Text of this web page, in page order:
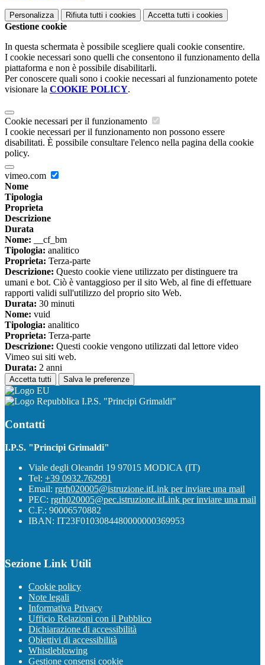
Personalizza Rifiuta tutti i cookies Accetta tutti i cookies
Gestione cookie
In questa schermata è possibile scegliere quali cookie consentire.
I cookie necessari sono quelli che consentono il funzionamento della
piattaforma e non è possibile disabilitarli.
Per conoscere quali sono i cookie necessari al funzionamento potete
visionare la COOKIE POLICY.
Cookie necessari per il funzionamento
I cookie necessari per il funzionamento non possono essere
disabilitati. È possibile consultare l'elenco nella pagina della cookie
policy.
vimeo.com
Nome
Tipologia
Proprieta
Descrizione
Durata
Nome: __cf_bm
Tipologia: analitico
Proprieta: Terza-parte
Descrizione: Questo cookie viene utilizzato per distinguere tra
umani e bot. Ciò è vantaggioso per il sito Web, al fine di effettuare
rapporti validi sull'utilizzo del proprio sito Web.
Durata: 30 minuti
Nome: vuid
Tipologia: analitico
Proprieta: Terza-parte
Descrizione: Questi cookie vengono utilizzati dal lettore video
Vimeo sui siti web.
Durata: 2 anni
Accetta tutti Salva le preferenze
I.P.S. "Principi Grimaldi"
Contatti
I.P.S. "Principi Grimaldi"
Viale degli Oleandri 19 97015 MODICA (IT)
Tel: +39 0932.762991
Email: rgrh020005@istruzione.itLink per inviare una mail
PEC: rgrh020005@pec.istruzione.itLink per inviare una mail
C.F.: 90006570882
IBAN: IT23F0103084480000000369953
Sezione Link Utili
Cookie policy
Note legali
Informativa Privacy
Ufficio Relazioni con il Pubblico
Dichiarazione di accessibilità
Obiettivi di accessibilità
Whistleblowing
Gestione consensi cookie